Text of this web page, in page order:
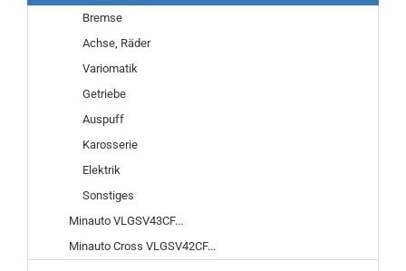
Bremse
Achse, Räder
Variomatik
Getriebe
Auspuff
Karosserie
Elektrik
Sonstiges
Minauto VLGSV43CF...
Minauto Cross VLGSV42CF...